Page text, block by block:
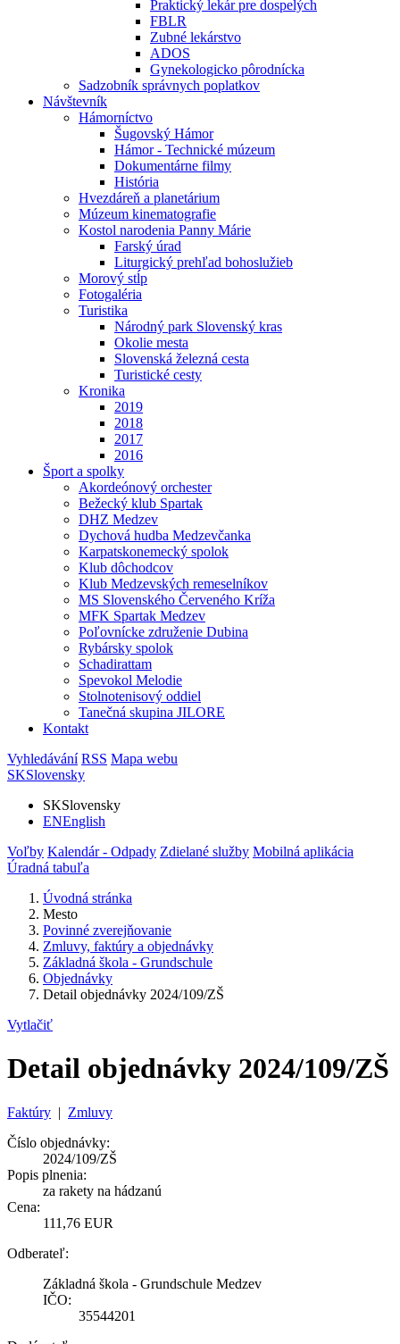
Praktický lekár pre dospelých
FBLR
Zubné lekárstvo
ADOS
Gynekologicko pôrodnícka
Sadzobník správnych poplatkov
Návštevník
Hámorníctvo
Šugovský Hámor
Hámor - Technické múzeum
Dokumentárne filmy
História
Hvezdáreň a planetárium
Múzeum kinematografie
Kostol narodenia Panny Márie
Farský úrad
Liturgický prehľad bohoslužieb
Morový stĺp
Fotogaléria
Turistika
Národný park Slovenský kras
Okolie mesta
Slovenská železná cesta
Turistické cesty
Kronika
2019
2018
2017
2016
Šport a spolky
Akordeónový orchester
Bežecký klub Spartak
DHZ Medzev
Dychová hudba Medzevčanka
Karpatskonemecký spolok
Klub dôchodcov
Klub Medzevských remeselníkov
MS Slovenského Červeného Kríža
MFK Spartak Medzev
Poľovnícke združenie Dubina
Rybársky spolok
Schadirattam
Spevokol Melodie
Stolnotenisový oddiel
Tanečná skupina JILORE
Kontakt
Vyhledávání RSS Mapa webu
SKSlovensky
SKSlovensky
ENEnglish
Voľby Kalendár - Odpady Zdielané služby Mobilná aplikácia
Úradná tabuľa
Úvodná stránka
Mesto
Povinné zverejňovanie
Zmluvy, faktúry a objednávky
Základná škola - Grundschule
Objednávky
Detail objednávky 2024/109/ZŠ
Vytlačiť
Detail objednávky 2024/109/ZŠ
Faktúry | Zmluvy
Číslo objednávky:
2024/109/ZŠ
Popis plnenia:
za rakety na hádzanú
Cena:
111,76 EUR
Odberateľ:
Základná škola - Grundschule Medzev
IČO:
35544201